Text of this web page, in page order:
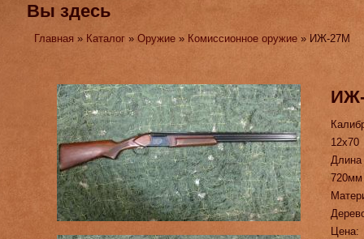
Вы здесь
Главная » Каталог »Оружие » Комиссионное оружие » ИЖ-27М
12х70
720мм
Цена: